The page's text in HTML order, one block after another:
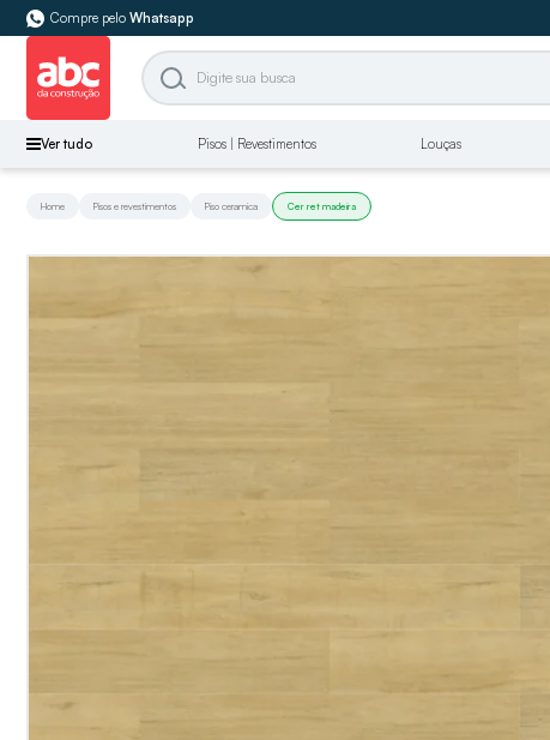
Compre pelo Whatsapp
Ver tudo Pisos | Revestimentos Louças
Home Pisos e revestimentos Piso ceramica Cer ret madeira